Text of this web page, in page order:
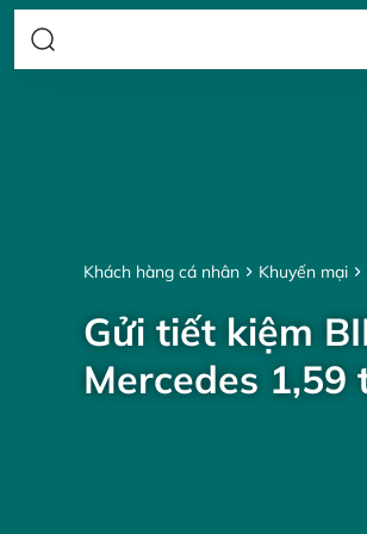
Khách hàng cá nhân Khuyến mại
Gửi tiết kiệm
Mercedes 1,59